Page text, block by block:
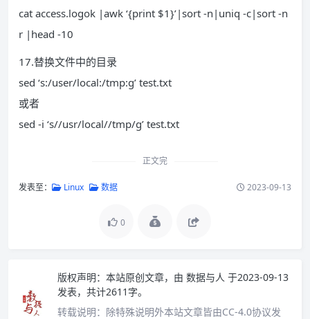
cat access.logok |awk ‘{print $1}’|sort -n|uniq -c|sort -n
r |head -10
17.替换文件中的目录
sed ‘s:/user/local:/tmp:g’ test.txt
或者
sed -i ‘s//usr/local//tmp/g’ test.txt
正文完
发表至： Linux 数据 2023-09-13
0
版权声明： 本站原创文章，由 数据与人 于2023-09-13
发表，共计2611字。
转载说明： 除特殊说明外本站文章皆由CC-4.0协议发